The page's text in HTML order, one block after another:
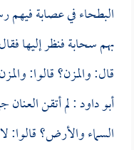
البطحاء في عصابة فيهم
بهم سحابة فنظر إليها
قال: والمزن؟ قالوا:
أبو داود: لم أتقن
السماء والأرض؟ قالوا: